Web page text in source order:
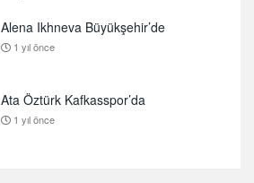
Alena Ikhneva Büyükşehir’de
1 yıl önce
Ata Öztürk Kafkasspor’da
1 yıl önce